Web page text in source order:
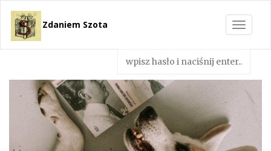
Toggle
Zdaniem Szota